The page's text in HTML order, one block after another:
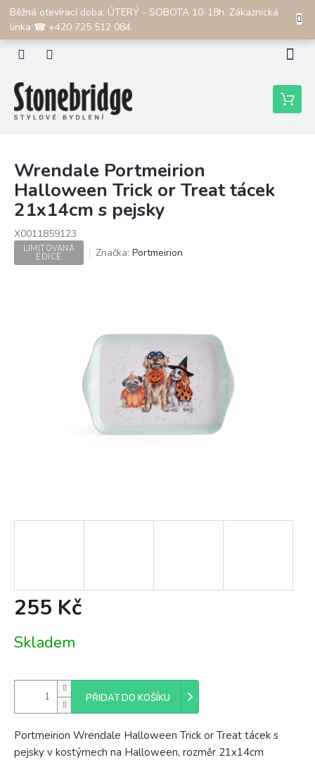
Přejít
obsah
Běžná otevírací doba: ÚTERÝ - SOBOTA 10-18h. Zákaznická
linka ☎ +420 725 512 084.
CZK
Nákupní
košík
Wrendale Portmeirion
Halloween Trick or Treat tácek
21x14cm s pejsky
X0011859123
LIMITOVANÁ
EDICE
Značka: Portmeirion
255 Kč
cena:
Skladem
PŘIDAT DO KOŠÍKU
Portmeirion Wrendale Halloween Trick or Treat tácek s
pejsky v kostýmech na Halloween, rozměr 21x14cm